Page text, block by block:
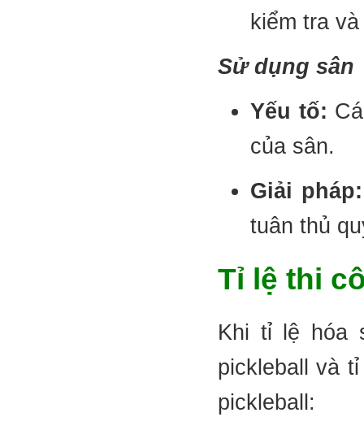
kiểm tra
Sử dụng sân
Yếu tố:
của sân.
Giải pháp:
tuân thủ
Tỉ lệ thi
Khi tỉ lệ hóa
pickleball và
pickleball: